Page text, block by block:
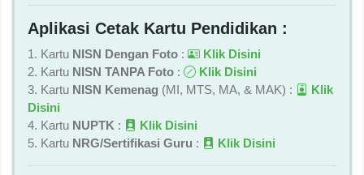
Aplikasi Cetak Kartu Pendidikan :
1. Kartu NISN Dengan Foto :
Klik Disini
2. Kartu NISN TANPA Foto :
Klik Disini
3. Kartu NISN Kemenag (MI, MTS, MA, & MAK) :
Klik
Disini
4. Kartu NUPTK :
Klik Disini
5. Kartu NRG/Sertifikasi Guru : Klik Disini